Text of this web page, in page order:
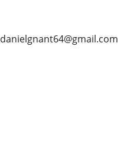
danielgnant64@gmail.com